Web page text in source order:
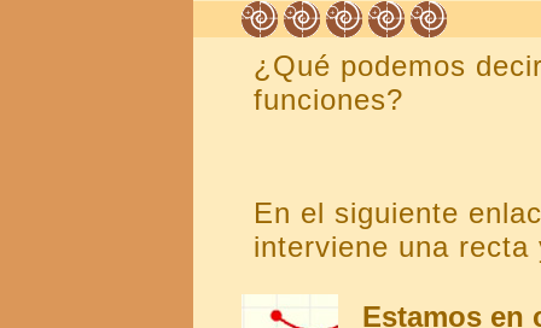
¿Qué podemos
funciones?
En el siguiente
interviene una recta
Estamos en